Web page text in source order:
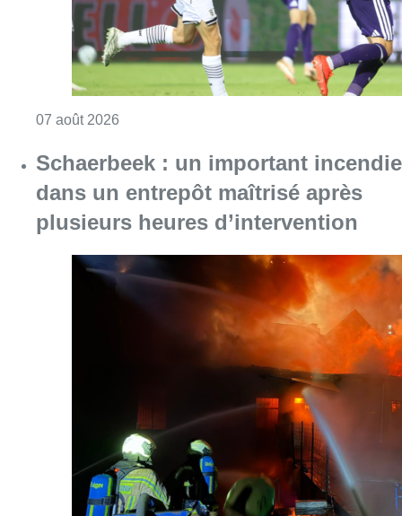
07 août 2026
Schaerbeek : un important incendie
dans un entrepôt maîtrisé après
plusieurs heures d’intervention